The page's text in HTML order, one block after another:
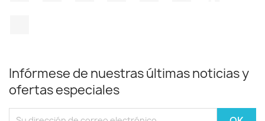
Infórmese de nuestras últimas noticias y
ofertas especiales